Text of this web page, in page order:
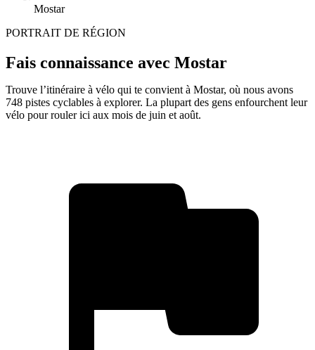
Mostar
PORTRAIT DE RÉGION
Fais connaissance avec Mostar
Trouve l’itinéraire à vélo qui te convient à Mostar, où nous avons
748 pistes cyclables à explorer. La plupart des gens enfourchent leur
vélo pour rouler ici aux mois de juin et août.